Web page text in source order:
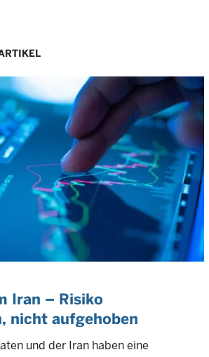
Iran – Risiko
nicht aufgehoben
und der Iran haben eine